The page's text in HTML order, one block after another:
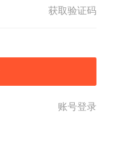
获取验证码
账号登录